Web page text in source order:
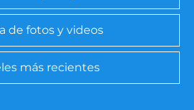
de fotos y videos
más recientes